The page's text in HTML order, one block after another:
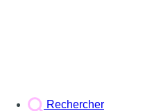
Rechercher